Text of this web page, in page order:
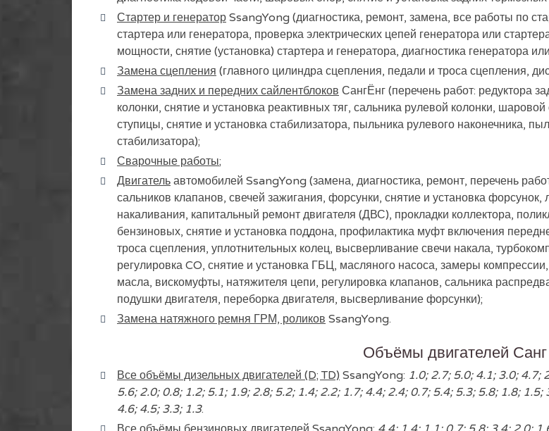
Стартер и генератор SsangYong (диагностика, ремонт, замена, все работы по
стартера или генератора, проверка электрических цепей генератора или
мощности, снятие (установка) стартера и генератора, диагностика генератора
Замена сцепления (главного цилиндра сцепления, педали и троса сцепления,
Замена задних и передних сайлентблоков СангЁнг (перечень работ: редуктора
колонки, снятие и установка реактивных тяг, сальника рулевой колонки,
ступицы, снятие и установка стабилизатора, пыльника рулевого наконечника,
стабилизатора);
Сварочные работы;
Двигатель автомобилей SsangYong (замена, диагностика, ремонт, перечень
сальников клапанов, свечей зажигания, форсунки, снятие и установка
накаливания, капитальный ремонт двигателя (ДВС), прокладки коллектора,
бензиновых, снятие и установка поддона, профилактика муфт включения
троса сцепления, уплотнительных колец, высверливание свечи накала,
регулировка CO, снятие и установка ГБЦ, масляного насоса, замеры
масла, вискомуфты, натяжителя цепи, регулировка клапанов, сальника
подушки двигателя, переборка двигателя, высверливание форсунки);
Замена натяжного ремня ГРМ, роликов SsangYong.
Объёмы двигателей
Все объёмы дизельных двигателей (D; TD) SsangYong: 1.0; 2.7; 5.0; 4.1; 3.0; 4.7;
5.6; 2.0; 0.8; 1.2; 5.1; 1.9; 2.8; 5.2; 1.4; 2.2; 1.7; 4.4; 2.4; 0.7; 5.4; 5.3; 5.8; 1.8;
4.6; 4.5; 3.3; 1.3.